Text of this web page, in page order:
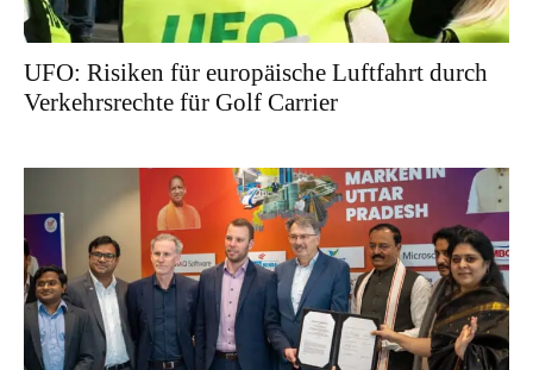
UFO: Risiken für europäische Luftfahrt durch
Verkehrsrechte für Golf Carrier